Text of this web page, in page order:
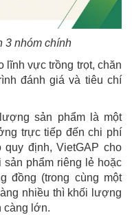
3 nhóm chính
lĩnh vực trồng trọt, chăn
đánh giá và tiêu chí
sản phẩm là một
trực tiếp đến chi phí
quy định, VietGAP cho
phẩm riêng lẻ hoặc
đồng (trong cùng một
nhiều thì khối lượng
càng lớn.